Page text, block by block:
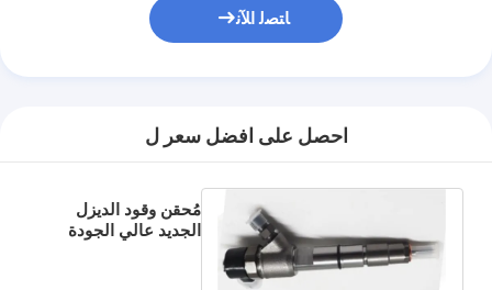
ﺎﺘﺼﻟ ﺍﻶﻧ
احصل على افضل سعر ل
مُحقن وقود الديزل
الجديد عالي الجودة